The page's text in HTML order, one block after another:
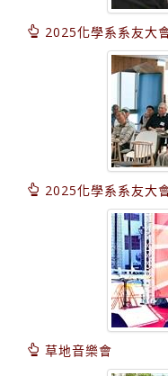
2025化學系系友大
2025化學系系友大
草地音樂會